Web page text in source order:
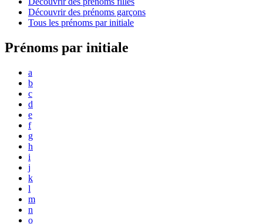
Découvrir des prénoms garçons
Tous les prénoms par initiale
Prénoms par initiale
a
b
c
d
e
f
g
h
i
j
k
l
m
n
o